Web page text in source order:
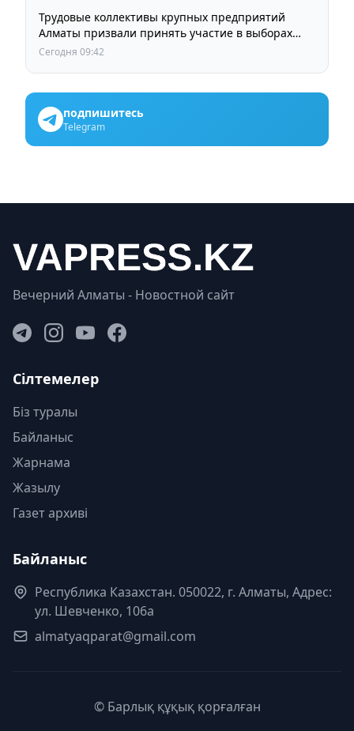
Трудовые коллективы крупных предприятий
Алматы призвали принять участие в выборах
членов Курултая
Сегодня 09:42
подпишитесь
Telegram
Вечерний Алматы - Новостной сайт
Сілтемелер
Біз туралы
Байланыс
Жарнама
Жазылу
Газет архиві
Байланыс
Республика Казахстан. 050022, г. Алматы, Адрес:
ул. Шевченко, 106а
almatyaqparat@gmail.com
© Барлық құқық қорғалған